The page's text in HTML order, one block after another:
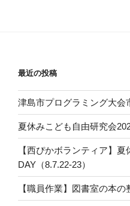
最近の投稿
津島市プログラミング大会
夏休みこども自由研究会
【西ぴかボランティア】
DAY（8.7.22-23）
【職員作業】図書室の本の